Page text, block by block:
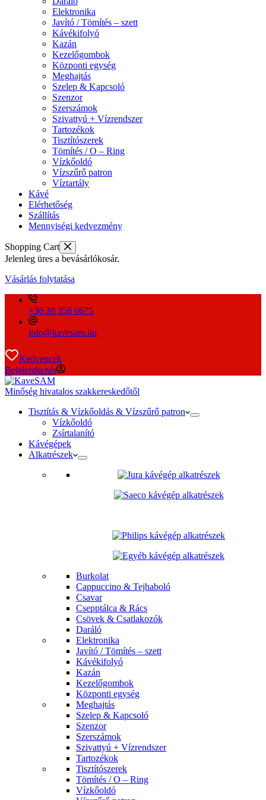
Elektronika
Javító / Tömítés – szett
Kávékifolyó
Kazán
Kezelőgombok
Központi egység
Meghajtás
Szelep & Kapcsoló
Szenzor
Szerszámok
Szivattyú + Vízrendszer
Tartozékok
Tisztítószerek
Tömítés / O – Ring
Vízkőoldó
Vízszűrő patron
Víztartály
Kávé
Elérhetőség
Szállítás
Mennyiségi kedvezmény
Shopping Cart
Jelenleg üres a bevásárlókosár.
Vásárlás folytatása
+36 30 358 6675
info@kavesam.hu
Kedvencek
Bejelentkezés
Minőség hivatalos szakkereskedőtől
Tisztítás & Vízkőoldás & Vízszűrő patron
Vízkőoldó
Zsírtalanító
Kávégépek
Alkatrészek
Burkolat
Cappuccino & Tejhaboló
Csavar
Csepptálca & Rács
Csövek & Csatlakozók
Daráló
Elektronika
Javító / Tömítés – szett
Kávékifolyó
Kazán
Kezelőgombok
Központi egység
Meghajtás
Szelep & Kapcsoló
Szenzor
Szerszámok
Szivattyú + Vízrendszer
Tartozékok
Tisztítószerek
Tömítés / O – Ring
Vízkőoldó